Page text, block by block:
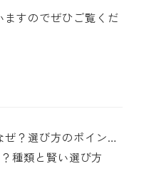
ますのでぜひご覧くだ
？選び方のポイント
種類と賢い選び方